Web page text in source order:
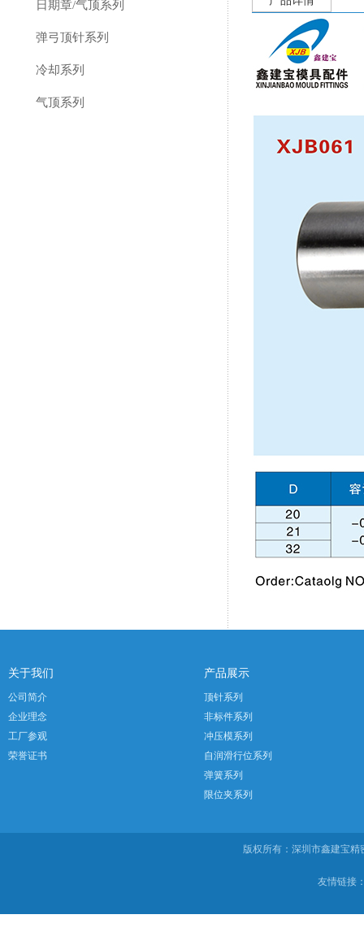
日期章/气顶系列
弹弓顶针系列
冷却系列
气顶系列
关于我们
公司简介
企业理念
工厂参观
荣誉证书
产品展示
顶针系列
非标件系列
冲压模系列
自润滑行位系列
弹簧系列
限位夹系列
版权所有：深圳市鑫建宝
友情链接